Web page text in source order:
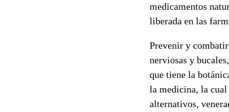
medicamentos
liberada en las
Prevenir y
nerviosas y
que tiene la
la medicina, la cual
alternativos,